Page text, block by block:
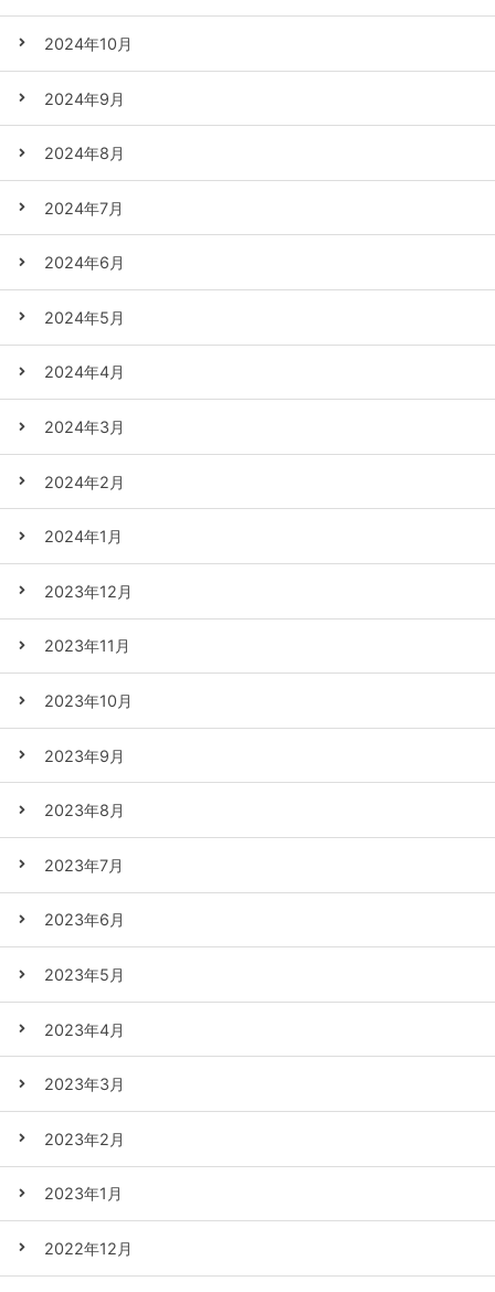
2024年10月
2024年9月
2024年8月
2024年7月
2024年6月
2024年5月
2024年4月
2024年3月
2024年2月
2024年1月
2023年12月
2023年11月
2023年10月
2023年9月
2023年8月
2023年7月
2023年6月
2023年5月
2023年4月
2023年3月
2023年2月
2023年1月
2022年12月